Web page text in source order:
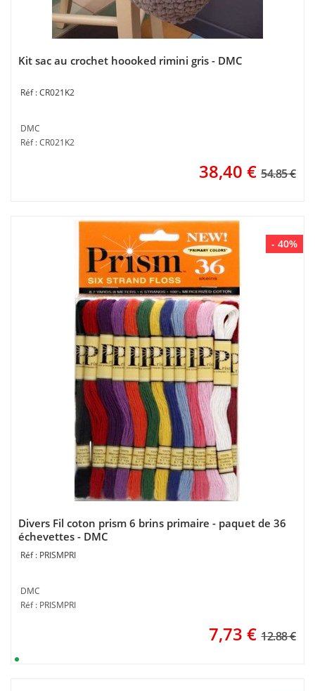
Kit sac au crochet hoooked rimini gris - DMC
CR021K2
DMC
Réf : CR021K2
38,40 € 54.85 €
- 40%
Divers Fil coton prism 6 brins primaire - paquet de 36
échevettes - DMC
PRISMPRI
DMC
Réf : PRISMPRI
7,73 € 12.88 €